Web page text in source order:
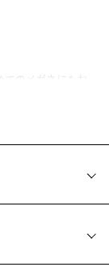
のメガネにもお
わせて調整でき